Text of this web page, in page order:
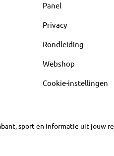
Panel
Privacy
Rondleiding
Webshop
Cookie-instellingen
sport en informatie uit jouw